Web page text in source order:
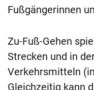
Fußgängerinnen
Zu-Fuß-Gehen
Strecken und in
Verkehrsmitteln
Gleichzeitig kann